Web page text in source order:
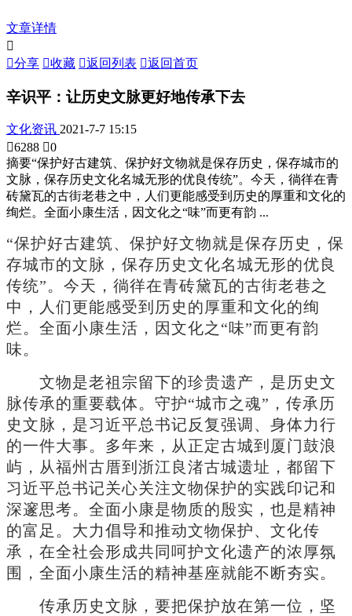
文章详情

分享 收藏 返回列表 返回首页
辛识平：让历史文脉更好地传承下去
文化资讯 2021-7-7 15:15
6288 0
摘要“保护好古建筑、保护好文物就是保存历史，保存城市的
文脉，保存历史文化名城无形的优良传统”。今天，徜徉在青
砖黛瓦的古街老巷之中，人们更能感受到历史的厚重和文化的
绚烂。全面小康生活，因文化之“味”而更有韵 ...
“保护好古建筑、保护好文物就是保存历史，保
存城市的文脉，保存历史文化名城无形的优良
传统”。今天，徜徉在青砖黛瓦的古街老巷之
中，人们更能感受到历史的厚重和文化的绚
烂。全面小康生活，因文化之“味”而更有韵
味。
文物是老祖宗留下的珍贵遗产，是历史文
脉传承的重要载体。守护“城市之魂”，传承历
史文脉，是习近平总书记反复强调、身体力行
的一件大事。多年来，从正定古城到厦门鼓浪
屿，从福州古厝到浙江良渚古城遗址，都留下
习近平总书记关心关注文物保护的实践印记和
深邃思考。全面小康是物质的殷实，也是精神
的富足。大力倡导和推动文物保护、文化传
承，在全社会形成共同呵护文化遗产的浓厚氛
围，全面小康生活的精神基座就能不断夯实。
传承历史文脉，要把保护放在第一位，坚